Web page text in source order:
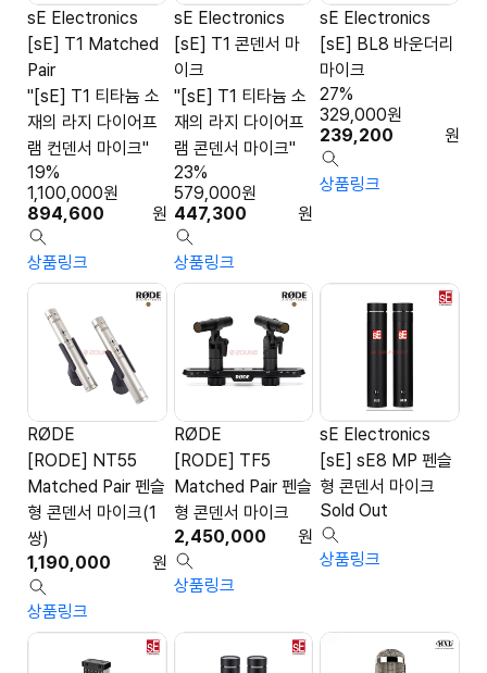
sE Electronics
[sE] T1 Matched
Pair
"[sE] T1 티타늄 소
재의 라지 다이어프
램 컨덴서 마이크"
894,600 원
1,100,000원
19%
상품링크
sE Electronics
[sE] T1 콘덴서 마
이크
"[sE] T1 티타늄 소
재의 라지 다이어프
램 콘덴서 마이크"
447,300 원
579,000원
23%
상품링크
sE Electronics
[sE] BL8 바운더리
마이크
239,200 원
329,000원
27%
상품링크
RØDE
[RODE] NT55
Matched Pair 펜슬
형 콘덴서 마이크(1
쌍)
1,190,000
원
상품링크
RØDE
[RODE] TF5
Matched Pair 펜슬
형 콘덴서 마이크
2,450,000
원
상품링크
sE Electronics
[sE] sE8 MP 펜슬
형 콘덴서 마이크
Sold Out
상품링크